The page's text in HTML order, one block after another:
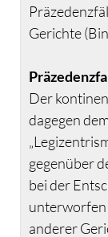
Gerichte
Der
dagegen
gegenüber
bei der
unterworfen
anderer